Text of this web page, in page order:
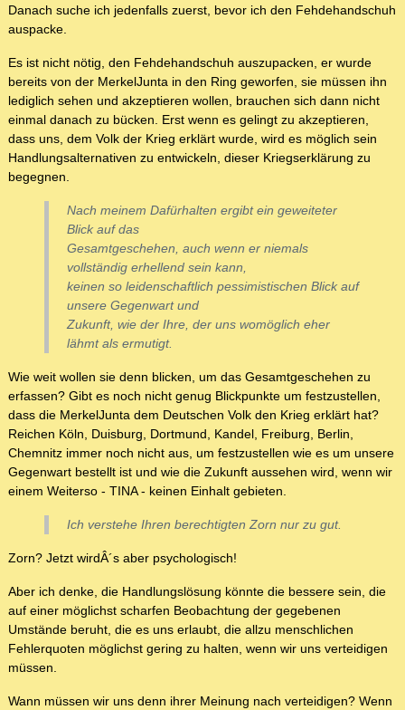
Danach suche ich jedenfalls zuerst, bevor ich den Fehdehandschuh
auspacke.
Es ist nicht nötig, den Fehdehandschuh auszupacken, er wurde
bereits von der MerkelJunta in den Ring geworfen, sie müssen ihn
lediglich sehen und akzeptieren wollen, brauchen sich dann nicht
einmal danach zu bücken. Erst wenn es gelingt zu akzeptieren,
dass uns, dem Volk der Krieg erklärt wurde, wird es möglich sein
Handlungsalternativen zu entwickeln, dieser Kriegserklärung zu
begegnen.
Nach meinem Dafürhalten ergibt ein geweiteter
Blick auf das
Gesamtgeschehen, auch wenn er niemals
vollständig erhellend sein kann,
keinen so leidenschaftlich pessimistischen Blick auf
unsere Gegenwart und
Zukunft, wie der Ihre, der uns womöglich eher
lähmt als ermutigt.
Wie weit wollen sie denn blicken, um das Gesamtgeschehen zu
erfassen? Gibt es noch nicht genug Blickpunkte um festzustellen,
dass die MerkelJunta dem Deutschen Volk den Krieg erklärt hat?
Reichen Köln, Duisburg, Dortmund, Kandel, Freiburg, Berlin,
Chemnitz immer noch nicht aus, um festzustellen wie es um unsere
Gegenwart bestellt ist und wie die Zukunft aussehen wird, wenn wir
einem Weiterso - TINA - keinen Einhalt gebieten.
Ich verstehe Ihren berechtigten Zorn nur zu gut.
Zorn? Jetzt wirdÂ´s aber psychologisch!
Aber ich denke, die Handlungslösung könnte die bessere sein, die
auf einer möglichst scharfen Beobachtung der gegebenen
Umstände beruht, die es uns erlaubt, die allzu menschlichen
Fehlerquoten möglichst gering zu halten, wenn wir uns verteidigen
müssen.
Wann müssen wir uns denn ihrer Meinung nach verteidigen? Wenn